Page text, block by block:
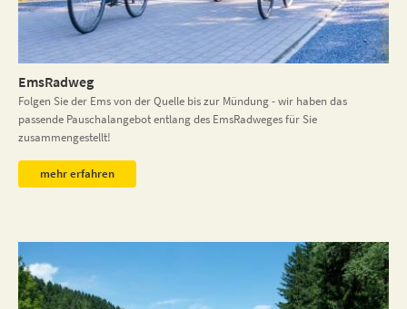
EmsRadweg
Folgen Sie der Ems von der Quelle bis zur Mündung - wir haben das
passende Pauschalangebot entlang des EmsRadweges für Sie
zusammengestellt!
mehr erfahren